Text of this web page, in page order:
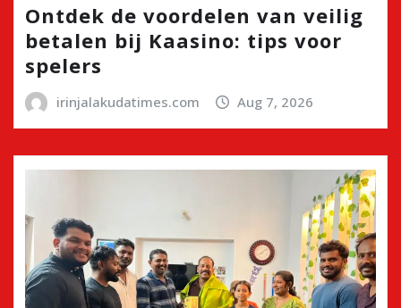
Ontdek de voordelen van veilig
betalen bij Kaasino: tips voor
spelers
irinjalakudatimes.com Aug 7, 2026